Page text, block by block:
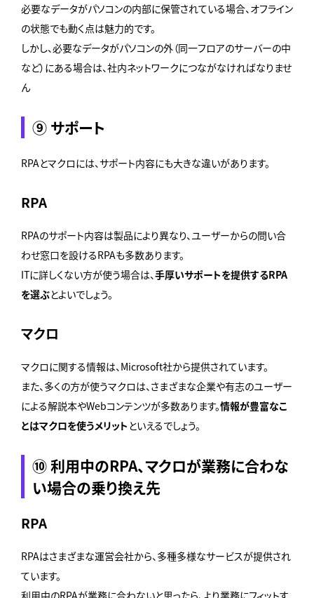
必要なデータがパソコンの内部に保管されている場合、オフライン
の状態でも動く点は魅力的です。
しかし、必要なデータがパソコンの外（同一フロアのサーバーの中
など）にある場合は、社内ネットワークにつながなければなりませ
ん
⑨ サポート
RPAとマクロには、サポート内容にも大きな違いがあります。
RPA
RPAのサポート内容は製品により異なり、ユーザーからの問い合
わせ窓口を設けるRPAも多数あります。
ITに詳しくない方が使う場合は、手厚いサポートを提供するRPA
を選ぶとよいでしょう。
マクロ
マクロに関する情報は、Microsoft社から提供されています。
また、多くの方が使うマクロは、さまざまな企業や有志のユーザー
による解説本やWebコンテンツが多数あります。情報が豊富なこ
とはマクロを使うメリット といえるでしょう。
⑩ 利用中のRPA、マクロが業務に合わな
い場合の乗り換え先
RPA
RPAはさまざまな運営会社から、多種多様なサービスが提供され
ています。
利用中のRPAが業務に合わないと思ったら、より業務にフィットす